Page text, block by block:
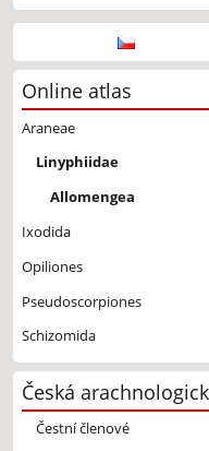
Online atlas
Araneae
Linyphiidae
Allomengea
Ixodida
Opiliones
Pseudoscorpiones
Schizomida
Česká
Čestní členové